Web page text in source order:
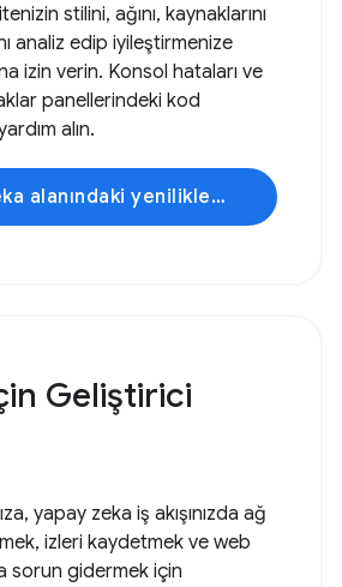
stilini, ağını, kaynaklarını
analiz edip iyileştirmenize
izin verin. Konsol hataları ve
panellerindeki kod
alın.
Yapay zeka alanındaki yenilikleri keşfedin
Geliştirici
yapay zeka iş akışınızda ağ
izleri kaydetmek ve web
sorun gidermek için